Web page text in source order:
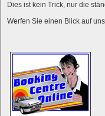
Dies ist kein Trick, nur die
Werfen Sie einen Blick auf